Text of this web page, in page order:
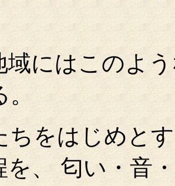
にはこのよう
。
ちをはじめと
を、 匂い・音